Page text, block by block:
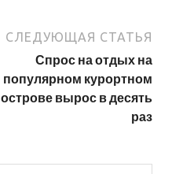
СЛЕДУЮЩАЯ СТАТЬЯ
Спрос на отдых на
популярном курортном
острове вырос в десять
раз